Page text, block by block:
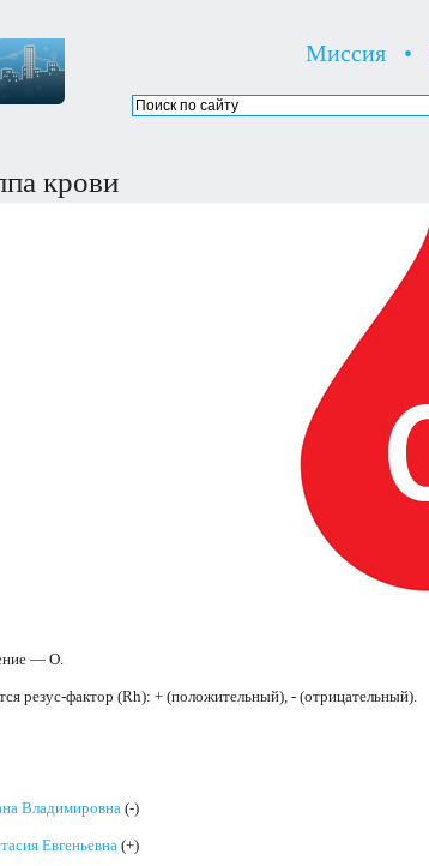
Миссия •
крови
— O.
резус-фактор (Rh): + (положительный), - (отрицательный).
Владимировна (-)
Евгеньевна (+)